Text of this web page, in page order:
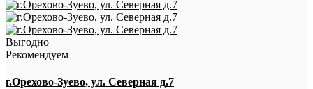
Выгодно
Рекомендуем
г.Орехово-Зуево, ул. Северная д.7